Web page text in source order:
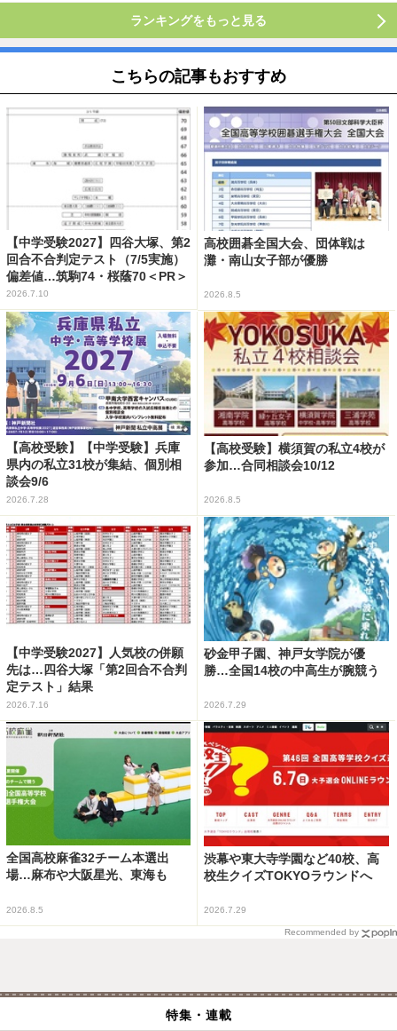
ランキングをもっと見る
こちらの記事もおすすめ
【中学受験2027】四谷大塚、第2
回合不合判定テスト（7/5実施）
偏差値…筑駒74・桜蔭70＜PR＞
2026.7.10
高校囲碁全国大会、団体戦は
灘・南山女子部が優勝
2026.8.5
【高校受験】【中学受験】兵庫
県内の私立31校が集結、個別相
談会9/6
2026.7.28
【高校受験】横須賀の私立4校が
参加…合同相談会10/12
2026.8.5
【中学受験2027】人気校の併願
先は…四谷大塚「第2回合不合判
定テスト」結果
2026.7.16
砂金甲子園、神戸女学院が優
勝…全国14校の中高生が腕競う
2026.7.29
全国高校麻雀32チーム本選出
場…麻布や大阪星光、東海も
2026.8.5
渋幕や東大寺学園など40校、高
校生クイズTOKYOラウンドへ
2026.7.29
Recommended by
特集・連載